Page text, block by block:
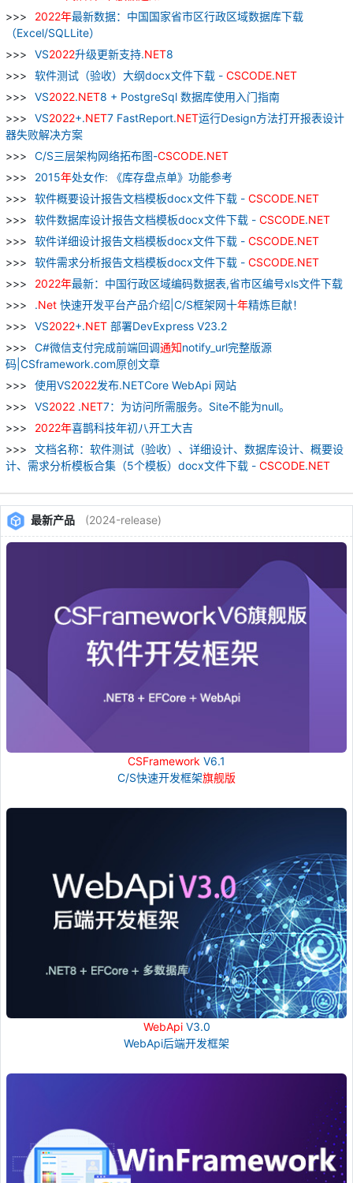
2022年最新数据：中国国家省市区行政区域数据库下载
（Excel/SQLLite）
VS2022升级更新支持.NET8
软件测试（验收）大纲docx文件下载 - CSCODE.NET
VS2022.NET8 + PostgreSql 数据库使用入门指南
VS2022+.NET7 FastReport.NET运行Design方法打开报表设计
器失败解决方案
C/S三层架构网络拓布图-CSCODE.NET
2015年处女作: 《库存盘点单》功能参考
软件概要设计报告文档模板docx文件下载 - CSCODE.NET
软件数据库设计报告文档模板docx文件下载 - CSCODE.NET
软件详细设计报告文档模板docx文件下载 - CSCODE.NET
软件需求分析报告文档模板docx文件下载 - CSCODE.NET
2022年最新：中国行政区域编码数据表,省市区编号xls文件下载
.Net 快速开发平台产品介绍|C/S框架网十年精炼巨献！
VS2022+.NET 部署DevExpress V23.2
C#微信支付完成前端回调通知notify_url完整版源
码|CSframework.com原创文章
使用VS2022发布.NETCore WebApi 网站
VS2022 .NET7：为访问所需服务。Site不能为null。
2022年喜鹊科技年初八开工大吉
文档名称：软件测试（验收）、详细设计、数据库设计、概要设
计、需求分析模板合集（5个模板）docx文件下载 - CSCODE.NET
最新产品 (2024-release)
CSFramework V6.1
C/S快速开发框架旗舰版
WebApiV3.0
WebApi后端开发框架